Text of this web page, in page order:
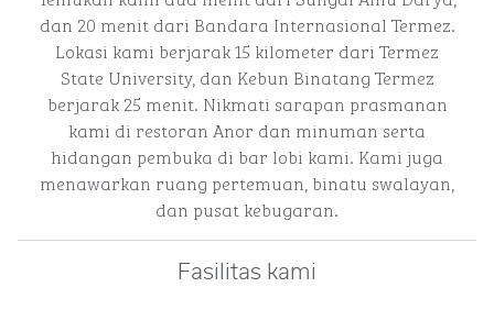
dan 20 menit dari Bandara Internasional Termez.
Lokasi kami berjarak 15 kilometer dari Termez
State University, dan Kebun Binatang Termez
berjarak 25 menit. Nikmati sarapan prasmanan
kami di restoran Anor dan minuman serta
hidangan pembuka di bar lobi kami. Kami juga
menawarkan ruang pertemuan, binatu swalayan,
dan pusat kebugaran.
Fasilitas kami